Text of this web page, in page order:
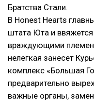
Братства Стали.
В Honest Hearts
штата Юта и
враждующими
нелегкая занесет
комплекс «Большая
предварительно
важные органы,